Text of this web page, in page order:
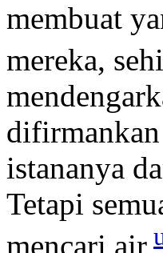
membuat
mereka,
istananya
Tetapi
mencari air